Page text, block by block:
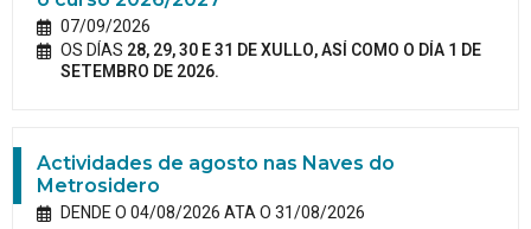
07/09/2026
OS DÍAS 28, 29, 30 E 31 DE XULLO, ASÍ COMO O DÍA 1 DE
SETEMBRO DE 2026.
Actividades de agosto nas Naves do
Metrosidero
DENDE O 04/08/2026 ATA O 31/08/2026